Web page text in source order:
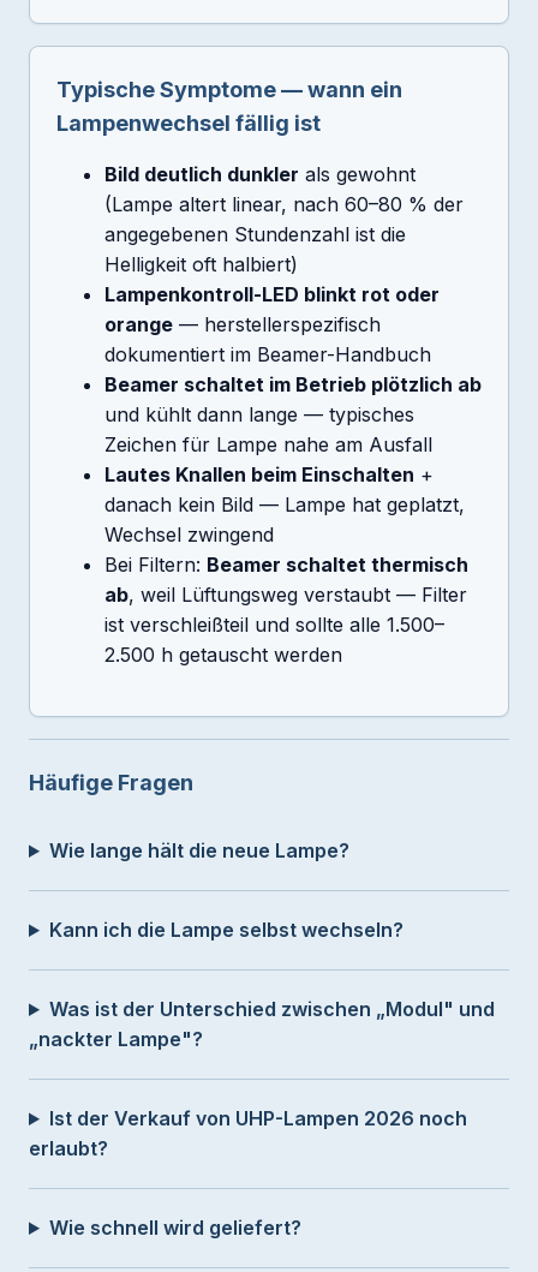
Typische Symptome — wann ein
Lampenwechsel fällig ist
Bild deutlich dunkler als gewohnt
(Lampe altert linear, nach 60–80 % der
angegebenen Stundenzahl ist die
Helligkeit oft halbiert)
Lampenkontroll-LED blinkt rot oder
orange — herstellerspezifisch
dokumentiert im Beamer-Handbuch
Beamer schaltet im Betrieb plötzlich ab
und kühlt dann lange — typisches
Zeichen für Lampe nahe am Ausfall
Lautes Knallen beim Einschalten +
danach kein Bild — Lampe hat geplatzt,
Wechsel zwingend
Bei Filtern: Beamer schaltet thermisch
ab, weil Lüftungsweg verstaubt — Filter
ist verschleißteil und sollte alle 1.500–
2.500 h getauscht werden
Häufige Fragen
Wie lange hält die neue Lampe?
Kann ich die Lampe selbst wechseln?
Was ist der Unterschied zwischen „Modul" und
„nackter Lampe"?
Ist der Verkauf von UHP-Lampen 2026 noch
erlaubt?
Wie schnell wird geliefert?